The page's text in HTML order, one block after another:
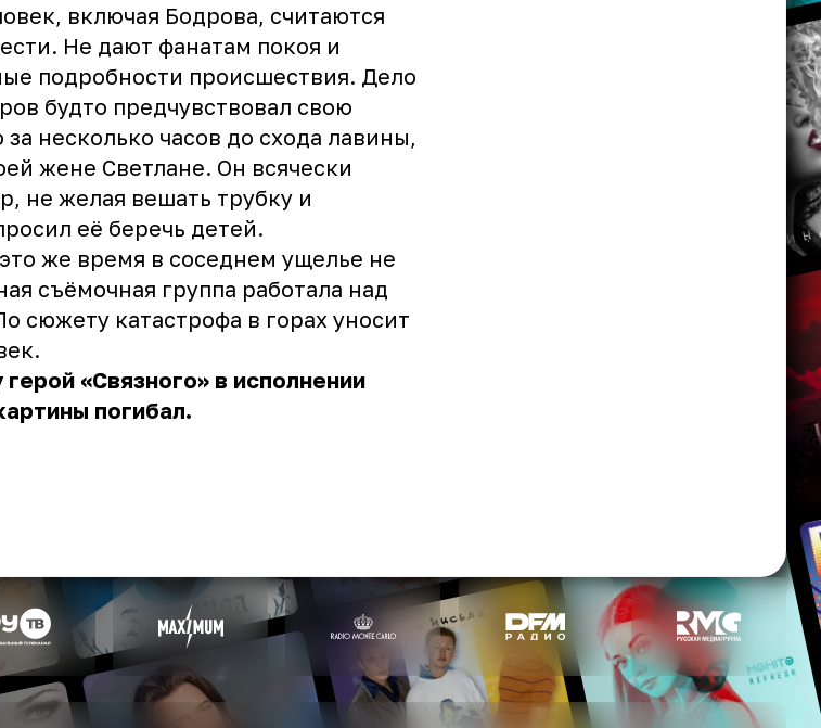
включая Бодрова, считаются
Не дают фанатам покоя и
подробности происшествия. Дело
будто предчувствовал свою
несколько часов до схода лавины,
жене Светлане. Он всячески
не желая вешать трубку и
её беречь детей.
же время в соседнем ущелье не
съёмочная группа работала над
сюжету катастрофа в горах уносит
«Связного» в исполнении
погибал.